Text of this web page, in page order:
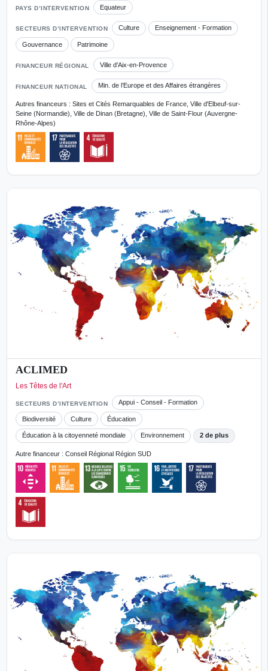
PAYS D’INTERVENTION Equateur
SECTEURS D’INTERVENTION Culture Enseignement - Formation
Gouvernance Patrimoine
FINANCEUR RÉGIONAL Ville d'Aix-en-Provence
FINANCEUR NATIONAL Min. de l’Europe et des Affaires étrangères
Autres financeurs : Sites et Cités Remarquables de France, Ville d'Elbeuf-sur-
Seine (Normandie), Ville de Dinan (Bretagne), Ville de Saint-Flour (Auvergne-
Rhône-Alpes)
ACLIMED
Les Têtes de l'Art
SECTEURS D’INTERVENTION Appui - Conseil - Formation
Biodiversité Culture Éducation
Éducation à la citoyenneté mondiale Environnement 2 de plus
Autre financeur : Conseil Régional Région SUD